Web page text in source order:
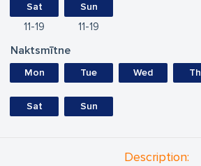
Sat
11 19
Sun
11 19
Naktsmītne
Mon Tue Wed
Sat Sun
Description: